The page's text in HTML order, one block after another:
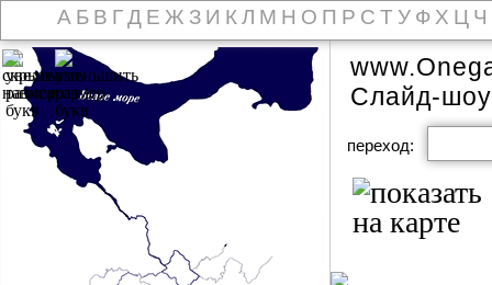
А Б В Г Д Е Ж З И К Л М Н О П Р С Т У Ф Х Ц Ч
Слайд-шоу
переход: